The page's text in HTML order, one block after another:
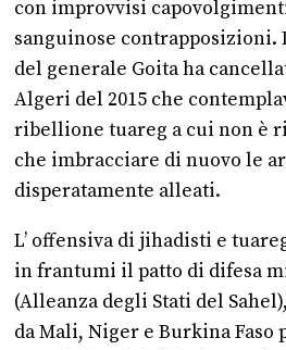
con improvvisi
sanguinose
del generale Goita ha
Algeri del 2015 che
ribellione tuareg a cui non è
che imbracciare di nuovo le
disperatamente alleati.
L’ offensiva di jihadisti e
in frantumi il patto di difesa
(Alleanza degli Stati del
da Mali, Niger e Burkina Faso